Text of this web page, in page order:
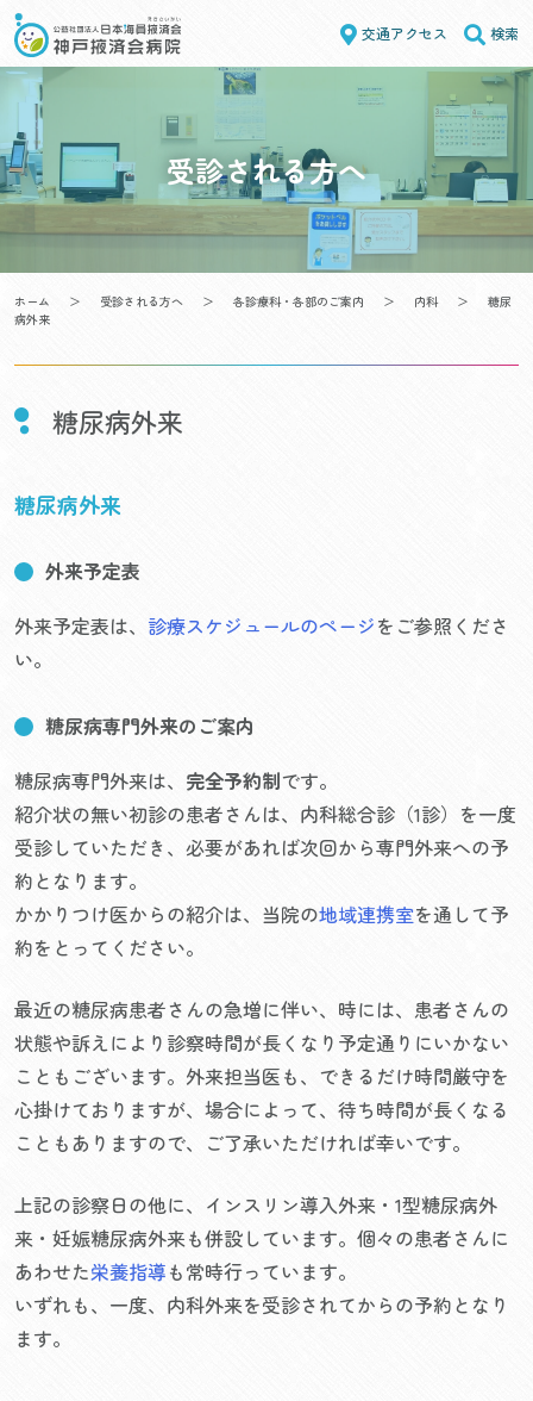
Skip
to
content
交通アクセス 検索
受診される方へ
ホーム ＞ 受診される方へ ＞ 各診療科・各部のご案内 ＞ 内科 ＞
糖尿
病外来
糖尿病外来
糖尿病外来
外来予定表
外来予定表は、 診療スケジュールのページをご参照くださ
い。
糖尿病専門外来のご案内
糖尿病専門外来は、 完全予約制です。
紹介状の無い初診の患者さんは、内科総合診（1診）を一度
受診していただき、必要があれば次回から専門外来への予
約となります。
かかりつけ医からの紹介は、当院の地域連携室を通して予
約をとってください。
最近の糖尿病患者さんの急増に伴い、時には、患者さんの
状態や訴えにより診察時間が長くなり予定通りにいかない
こともございます。外来担当医も、できるだけ時間厳守を
心掛けておりますが、場合によって、待ち時間が長くなる
こともありますので、ご了承いただければ幸いです。
上記の診察日の他に、インスリン導入外来・1型糖尿病外
来・妊娠糖尿病外来も併設しています。個々の患者さんに
あわせた栄養指導も常時行っています。
いずれも、一度、内科外来を受診されてからの予約となり
ます。